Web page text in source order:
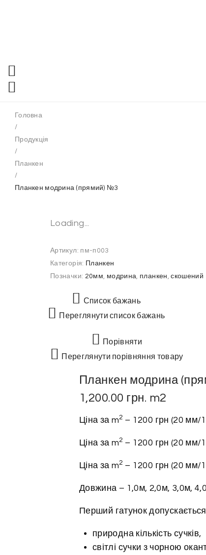
Головна
/
Продукція
/
Планкен
/
Планкен модрина (прямий) №3
Loading...
Артикул: пм-п003
Категорія:
Планкен
Позначки: 20мм, модрина, планкен ,скошений
Список бажань
Переглянути список бажань
Порівняти
Переглянути порівняння товару
Планкен модрина
1,200.00 грн. m2
Ціна за m2 – 1200 грн (20 мм/
Ціна за m2 – 1200 грн (20 мм/
Ціна за m2 – 1200 грн (20 мм/
Довжина – 1,0м, 2,0м, 3,0м,
Перший гатунок
природна кількість сучків,
світлі сучки з чорною